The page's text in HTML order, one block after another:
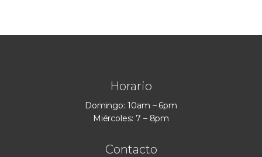
Horario
Domingo: 10am – 6pm
Miércoles: 7 – 8pm
Contacto